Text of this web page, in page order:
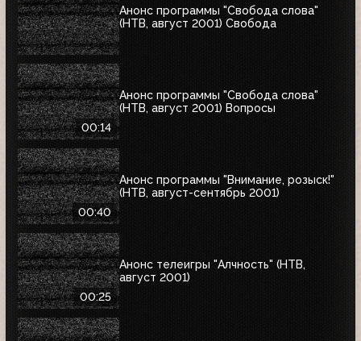
Анонс программы "Свобода слова"
(НТВ, август 2001) Свобода
00:14
Анонс программы "Свобода слова"
(НТВ, август 2001) Вопросы
00:40
Анонс программы "Внимание, розыск!"
(НТВ, август-сентябрь 2001)
00:25
Анонс телеигры "Алчность" (НТВ,
август 2001)